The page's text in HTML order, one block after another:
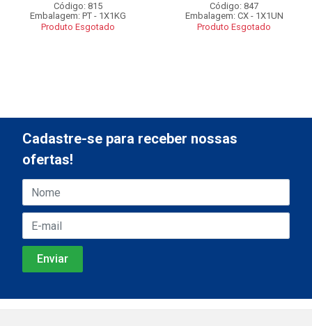
Código: 815
Embalagem: PT - 1X1KG
Produto Esgotado
Código: 847
Embalagem: CX - 1X1UN
Produto Esgotado
Cadastre-se para receber nossas
ofertas!